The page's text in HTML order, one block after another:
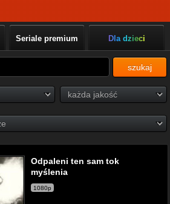
Seriale premium Dla dzieci
szukaj
Odpaleni ten sam tok
myślenia
1080p